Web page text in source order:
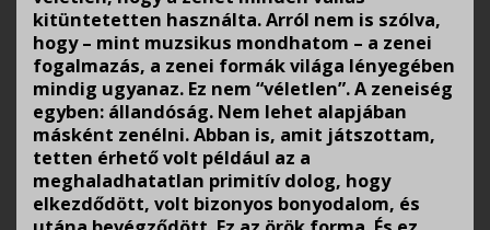
kitüntetetten használta. Arról nem is szólva,
hogy – mint muzsikus mondhatom – a zenei
fogalmazás, a zenei formák világa lényegében
mindig ugyanaz. Ez nem “véletlen”. A zeneiség
egyben: állandóság. Nem lehet alapjában
másként zenélni. Abban is, amit játszottam,
tetten érhető volt például az a
meghaladhatatlan primitív dolog, hogy
elkezdődött, volt bizonyos bonyodalom, és